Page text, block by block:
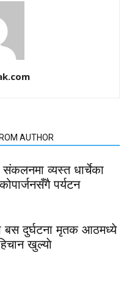
AUTHOR
संकलनमा व्यस्त धार्चेका
पर्यटन
बस दुर्घटना मृतक आठमध्ये
खुल्याे